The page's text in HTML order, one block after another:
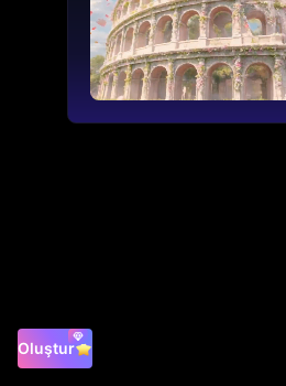
Oluştur